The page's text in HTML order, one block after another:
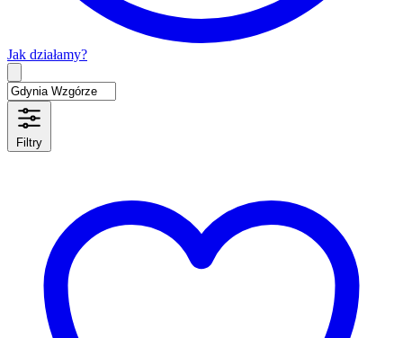
Jak działamy?
Filtry